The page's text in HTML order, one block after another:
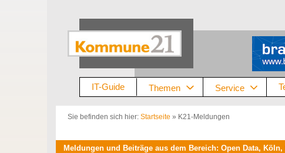
IT-Guide Themen Service
Sie befinden sich hier: Startseite » K21-Meldungen
Meldungen und Beiträge aus dem Bereich: Open Data, Köln,